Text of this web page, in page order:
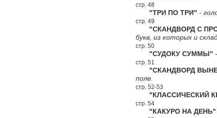
стр. 48
"ТРИ ПО ТРИ" -
стр. 49
"СКАНДВОРД С
букв, из которых и
стр. 50
"СУДОКУ СУММЫ"
стр. 51
"СКАНДВОРД
поле.
стр. 52-53
"КЛАССИЧЕСКИЙ
стр. 54
"КАКУРО НА ДЕНЬ"